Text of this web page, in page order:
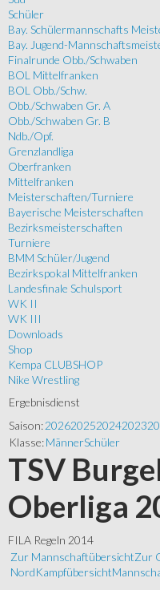
Schüler
Bay. Schülermannschafts
Bay. Jugend-
Finalrunde Obb./Schwaben
BOL Mittelfranken
BOL Obb./Schw.
Obb./Schwaben Gr. A
Obb./Schwaben Gr. B
Ndb./Opf.
Grenzlandliga
Oberfranken
Mittelfranken
Meisterschaften/Turniere
Bayerische Meisterschaften
Bezirksmeisterschaften
Turniere
BMM Schüler/Jugend
Bezirkspokal Mittelfranken
Landesfinale Schulsport
WK II
WK III
Downloads
Shop
Kempa CLUBSHOP
Nike Wrestling
Ergebnisdienst
Saison:2026202520242023
Klasse:MännerSchüler
TSV
Oberliga
FILA Regeln 2014
Zur MannschaftübersichtZur
NordKampfübersicht